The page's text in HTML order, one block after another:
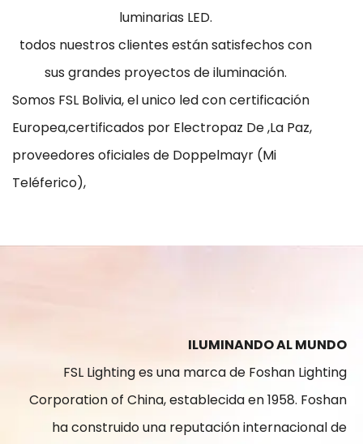
luminarias LED.
todos nuestros clientes están satisfechos con
sus grandes proyectos de iluminación.
Somos FSL Bolivia, el unico led con certificación
Europea,certificados por Electropaz De ,La Paz,
proveedores oficiales de Doppelmayr (Mi
Teléferico),
ILUMINANDO AL MUNDO
FSL Lighting es una marca de Foshan Lighting
Corporation of China, establecida en 1958. Foshan
ha construido una reputación internacional de